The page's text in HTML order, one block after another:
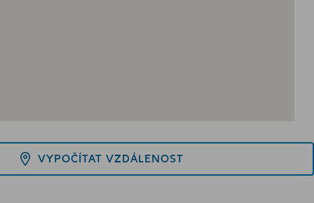
VYPOČÍTAT VZDÁLENOST